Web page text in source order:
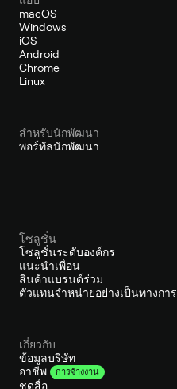
macOS
Windows
iOS
Android
Chrome
Linux
สำหรับนักพัฒนา
พอร์ทัลนักพัฒนา
โซลูชั่น
โซลูชั่นระดับองค์กร
แนะนำเพื่อน
สินค้าแบรนด์ร่วม
ตัวแทนจำหน่ายอย่างเป็นทางการ
เกี่ยวกับ
ข้อมูลบริษัท
อาชีพ
การจ้างงาน
ชุดสื่อ